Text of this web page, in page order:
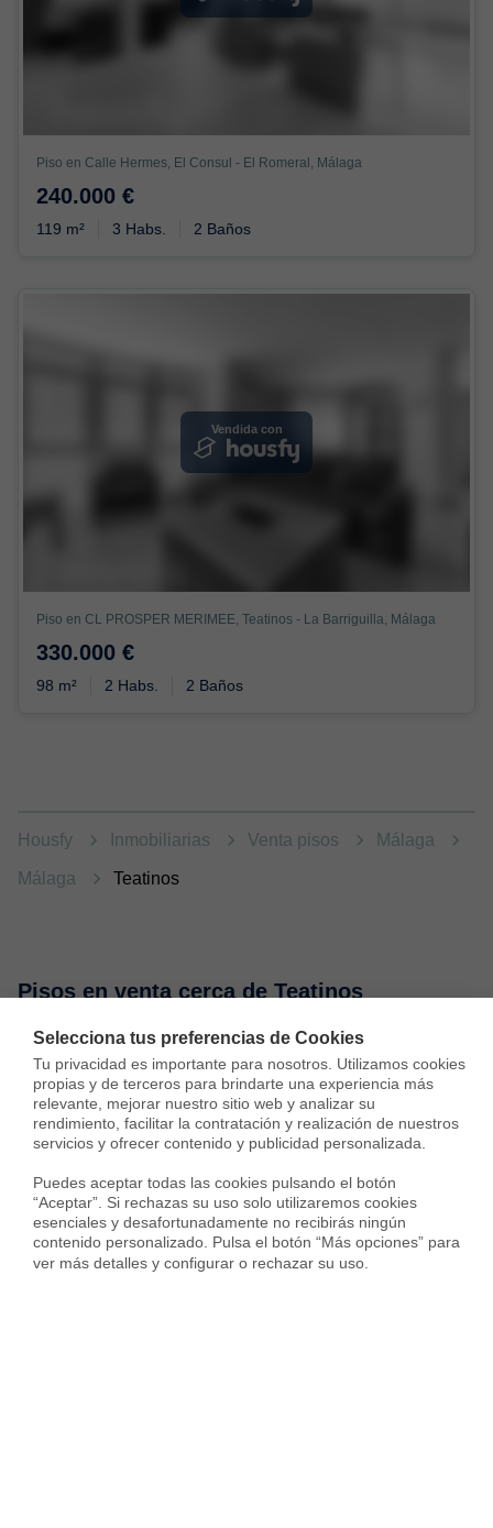
Selecciona tus preferencias de Cookies
Tu privacidad es importante para nosotros. Utilizamos cookies
propias y de terceros para brindarte una experiencia más
relevante, mejorar nuestro sitio web y analizar su
rendimiento, facilitar la contratación y realización de nuestros
servicios y ofrecer contenido y publicidad personalizada.
Puedes aceptar todas las cookies pulsando el botón
“Aceptar”. Si rechazas su uso solo utilizaremos cookies
esenciales y desafortunadamente no recibirás ningún
contenido personalizado. Pulsa el botón “Más opciones” para
ver más detalles y configurar o rechazar su uso.
Piso en Calle Hermes, El Consul - El Romeral, Málaga
240.000 €
119 m² 3 Habs. 2 Baños
Vendida con
Piso en CL PROSPER MERIMEE, Teatinos - La Barriguilla, Málaga
330.000 €
98 m² 2 Habs. 2 Baños
Housfy Inmobiliarias Venta pisos Málaga
Málaga Teatinos
Pisos en venta cerca de Teatinos